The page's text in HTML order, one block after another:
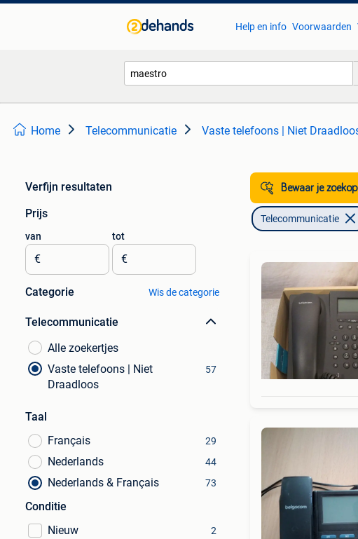
Help en info Voorwaarden
Home Telecommunicatie Vaste telefoons | Niet
Verfijn resultaten
Prijs
van
€
tot
€
Categorie Wis de categorie
Telecommunicatie
Alle zoekertjes
Vaste telefoons | Niet
Draadloos
57
Taal
Français
29
Nederlands 44
Nederlands & Français 73
Conditie
Nieuw
2
Bewaar je
Telecommunicatie